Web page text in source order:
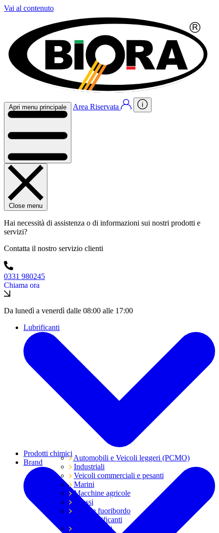
Vai al contenuto
Apri menu principale Area Riservata
Close menu
Hai necessità di assistenza o di informazioni sui nostri prodotti e
servizi?
Contatta il nostro servizio clienti
0331 980245
Chiama ora
Da lunedì a venerdì dalle 08:00 alle 17:00
Lubrificanti
Automobili e Veicoli leggeri (PCMO)
Industriali
Veicoli commerciali e pesanti
Marini
Macchine agricole
Grassi
Moto e fuoribordo
Tutti i lubrificanti
Trasmissioni
Prodotti chimici
Brand